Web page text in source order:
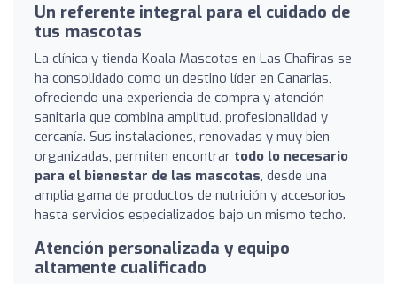
Un referente integral para el cuidado de
tus mascotas
La clínica y tienda Koala Mascotas en Las Chafiras se
ha consolidado como un destino líder en Canarias,
ofreciendo una experiencia de compra y atención
sanitaria que combina amplitud, profesionalidad y
cercanía. Sus instalaciones, renovadas y muy bien
organizadas, permiten encontrar todo lo necesario
para el bienestar de las mascotas, desde una
amplia gama de productos de nutrición y accesorios
hasta servicios especializados bajo un mismo techo.
Atención personalizada y equipo
altamente cualificado